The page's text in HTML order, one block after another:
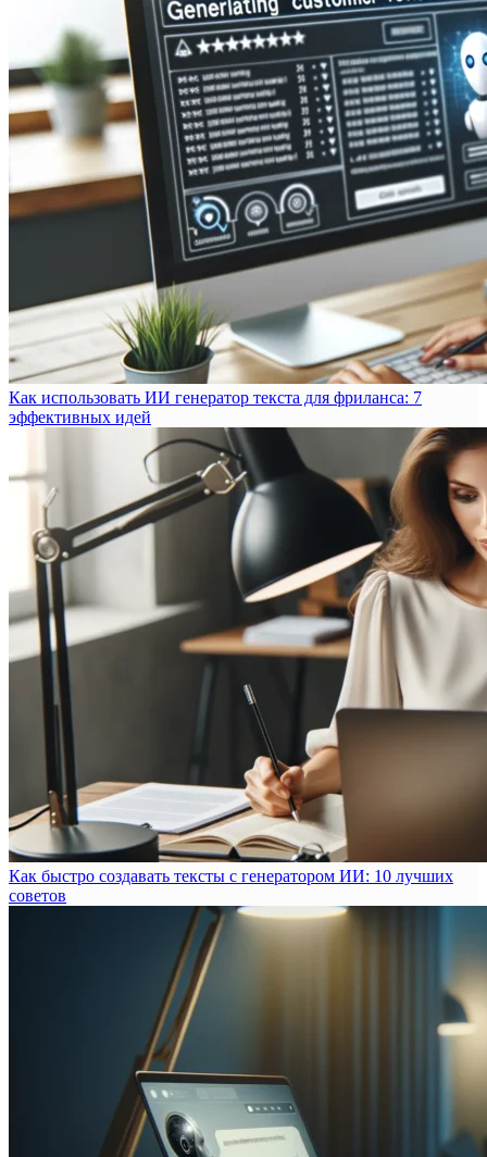
Как использовать ИИ генератор текста для фриланса: 7
эффективных идей
Как быстро создавать тексты с генератором ИИ: 10 лучших
советов